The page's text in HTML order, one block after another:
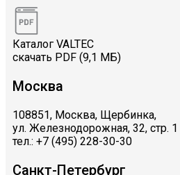
Каталог VALTEC
скачать PDF (9,1 МБ)
Москва
108851, Москва, Щербинка,
ул. Железнодорожная, 32, стр. 1
тел.: +7 (495) 228-30-30
Санкт-Петербург